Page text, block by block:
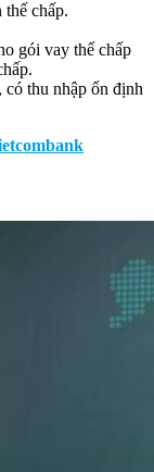
chấp.
gói vay thế chấp
thu nhập ổn định